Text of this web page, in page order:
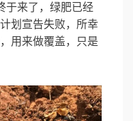
于来了，绿肥已经
划宣告失败，所幸
用来做覆盖，只是